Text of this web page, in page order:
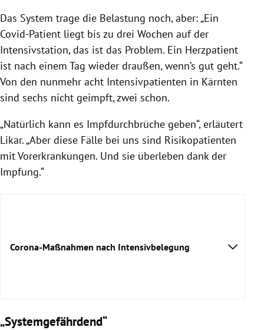
Das System trage die Belastung noch, aber: „Ein
Covid-Patient liegt bis zu drei Wochen auf der
Intensivstation, das ist das Problem. Ein Herzpatient
ist nach einem Tag wieder draußen, wenn’s gut geht.“
Von den nunmehr acht Intensivpatienten in Kärnten
sind sechs nicht geimpft, zwei schon.
„Natürlich kann es Impfdurchbrüche geben“, erläutert
Likar. „Aber diese Fälle bei uns sind Risikopatienten
mit Vorerkrankungen. Und sie überleben dank der
Impfung.“
Corona-Maßnahmen nach Intensivbelegung
14. September 2020:
„Systemgefährdend“